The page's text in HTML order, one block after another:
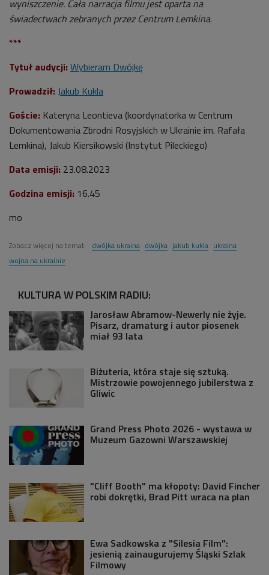
wyniszczenie. Cała narracja filmu jest oparta na
świadectwach zebranych przez Centrum Lemkina.
***
Tytuł audycji: Wybieram Dwójkę
Prowadził: Jakub Kukla
Goście: Kateryna Leontieva (koordynatorka w Centrum
Dokumentowania Zbrodni Rosyjskich w Ukrainie im. Rafała
Lemkina), Jakub Kiersikowski (Instytut Pileckiego)
Data emisji: 23.08.2023
Godzina emisji: 16.45
mo
Zobacz więcej na temat: dwójka ukraina dwójka jakub kukla ukraina
wojna na ukrainie
KULTURA W POLSKIM RADIU:
Jarosław Abramow-Newerly nie żyje.
Pisarz, dramaturg i autor piosenek
miał 93 lata
Biżuteria, która staje się sztuką.
Mistrzowie powojennego jubilerstwa z
Gliwic
Grand Press Photo 2026 - wystawa w
Muzeum Gazowni Warszawskiej
"Cliff Booth" ma kłopoty: David Fincher
robi dokrętki, Brad Pitt wraca na plan
Ewa Sadkowska z "Silesia Film":
jesienią zainaugurujemy Śląski Szlak
Filmowy